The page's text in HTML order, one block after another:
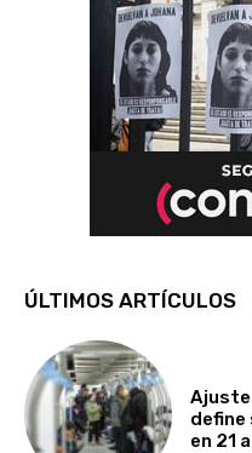
ÚLTIMOS ARTÍCULOS
Ajuste
define
en 21